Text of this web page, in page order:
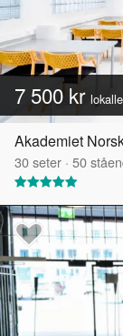
7 500 kr
Akademiet
30seter · 50